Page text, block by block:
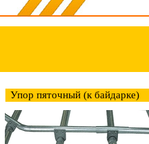
Упор пяточный (к байдарке)